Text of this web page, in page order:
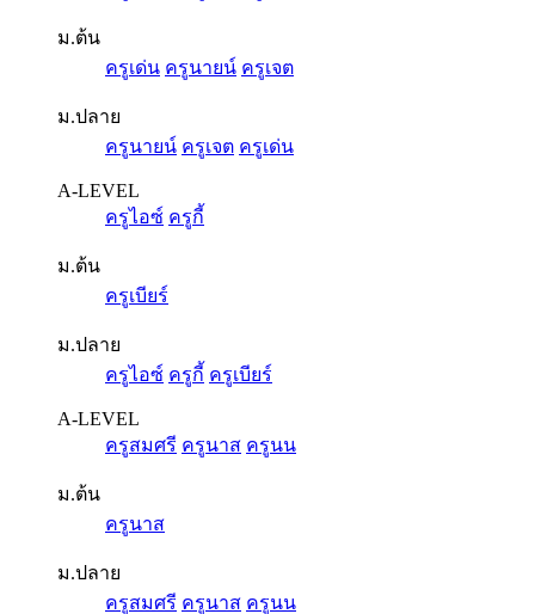
ม.ต้น
ครูเด่น ครูนายน์ ครูเจต
ม.ปลาย
ครูนายน์ ครูเจต ครูเด่น
A-LEVEL
ครูไอซ์ ครูกี้
ม.ต้น
ครูเบียร์
ม.ปลาย
ครูไอซ์ ครูกี้ ครูเบียร์
A-LEVEL
ครูสมศรี ครูนาส ครูนน
ม.ต้น
ครูนาส
ม.ปลาย
ครูสมศรี ครูนาส ครูนน